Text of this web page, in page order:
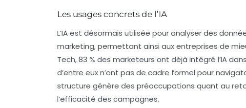
Les usages concrets de l’IA
L’IA est désormais utilisée pour analyser des
marketing, permettant ainsi aux entreprises de
Tech, 83 % des marketeurs ont déjà intégré l’IA
d’entre eux n’ont pas de cadre formel pour
structure génère des préoccupations quant au
l’efficacité des campagnes.